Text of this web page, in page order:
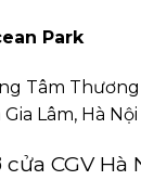
Park
Tâm Thương
Lâm, Hà Nội
CGV Hà